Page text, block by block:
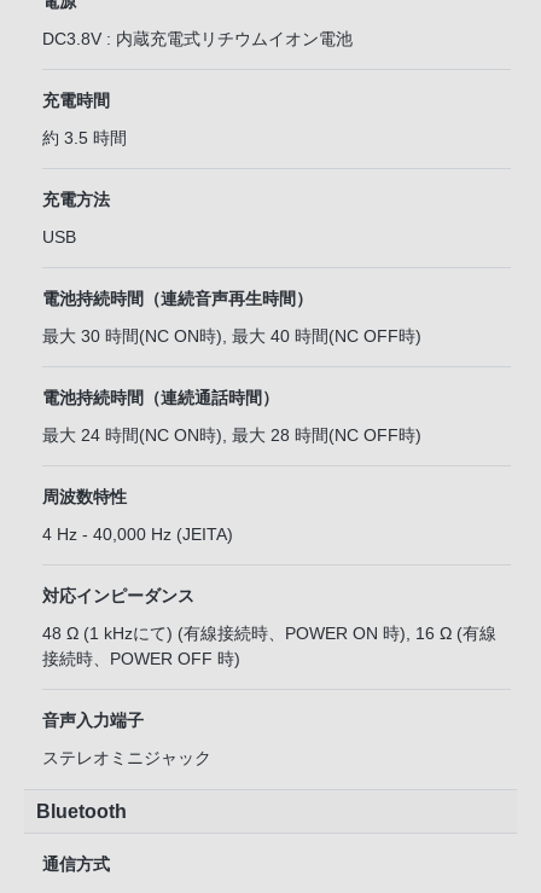
DC3.8V : 内蔵充電式リチウムイオン電池
充電時間
約 3.5 時間
充電方法
USB
電池持続時間（連続音声再生時間）
最大 30 時間(NC ON時), 最大 40 時間(NC OFF時)
電池持続時間（連続通話時間）
最大 24 時間(NC ON時), 最大 28 時間(NC OFF時)
周波数特性
4 Hz - 40,000 Hz (JEITA)
対応インピーダンス
48 Ω (1 kHzにて) (有線接続時、POWER ON 時), 16 Ω (有線
接続時、POWER OFF 時)
音声入力端子
ステレオミニジャック
Bluetooth
通信方式